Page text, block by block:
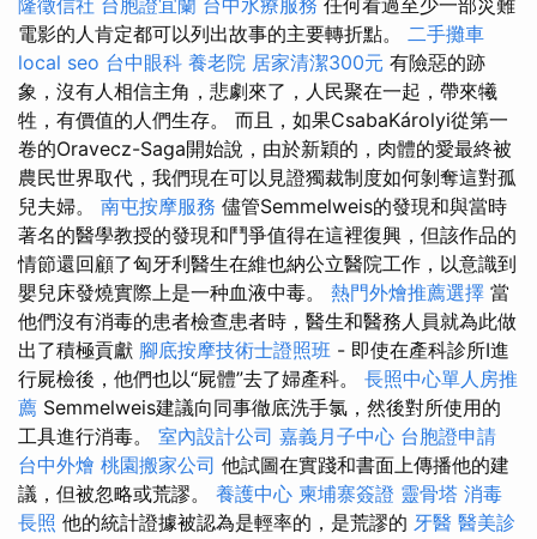
隆徵信社 台胞證宜蘭 台中水療服務 任何看過至少一部災難
電影的人肯定都可以列出故事的主要轉折點。 二手攤車
local seo 台中眼科 養老院 居家清潔300元 有險惡的跡
象，沒有人相信主角，悲劇來了，人民聚在一起，帶來犧
牲，有價值的人們生存。 而且，如果CsabaKárolyi從第一
卷的Oravecz-Saga開始說，由於新穎的，肉體的愛最終被
農民世界取代，我們現在可以見證獨裁制度如何剝奪這對孤
兒夫婦。 南屯按摩服務 儘管Semmelweis的發現和與當時
著名的醫學教授的發現和鬥爭值得在這裡復興，但該作品的
情節還回顧了匈牙利醫生在維也納公立醫院工作，以意識到
嬰兒床發燒實際上是一种血液中毒。 熱門外燴推薦選擇 當
他們沒有消毒的患者檢查患者時，醫生和醫務人員就為此做
出了積極貢獻 腳底按摩技術士證照班 - 即使在產科診所I進
行屍檢後，他們也以“屍體”去了婦產科。 長照中心單人房推
薦 Semmelweis建議向同事徹底洗手氯，然後對所使用的
工具進行消毒。 室內設計公司 嘉義月子中心 台胞證申請
台中外燴 桃園搬家公司 他試圖在實踐和書面上傳播他的建
議，但被忽略或荒謬。 養護中心 柬埔寨簽證 靈骨塔 消毒
長照 他的統計證據被認為是輕率的，是荒謬的 牙醫 醫美診